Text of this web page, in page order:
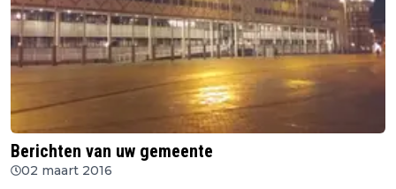
Berichten van uw gemeente
02 maart 2016